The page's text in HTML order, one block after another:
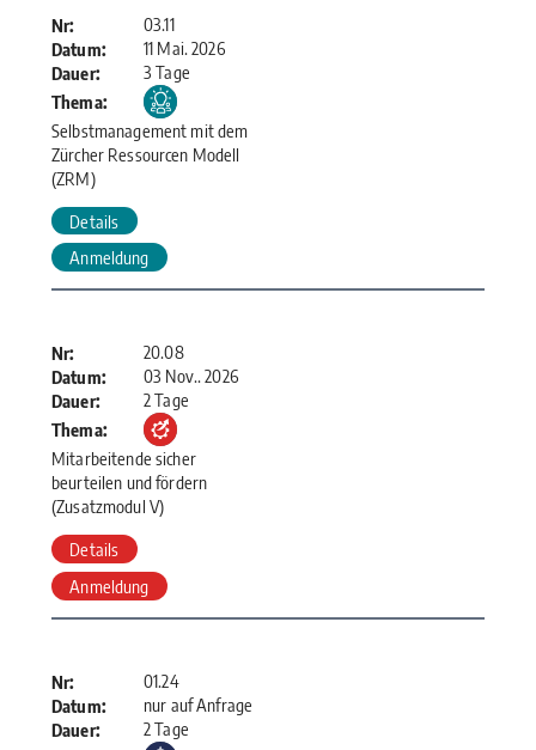
Nr: 03.11
Thema:
Selbstmanagement mit dem
Zürcher Ressourcen Modell
(ZRM)
Details
Anmeldung
Datum:
11 Mai. 2026
Dauer:
3 Tage
Nr: 20.08
Thema:
Mitarbeitende sicher
beurteilen und fördern
(Zusatzmodul V)
Details
Anmeldung
Datum:
03 Nov.. 2026
Dauer:
2 Tage
Nr: 01.24
Datum:
nur auf Anfrage
Dauer:
2 Tage